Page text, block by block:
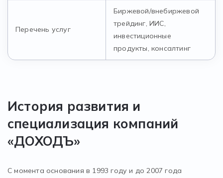
Перечень услуг
Биржевой/внебиржевой
трейдинг, ИИС,
инвестиционные
продукты, консалтинг
История развития и
специализация компаний
«ДОХОДЪ»
С момента основания в 1993 году и до 2007 года